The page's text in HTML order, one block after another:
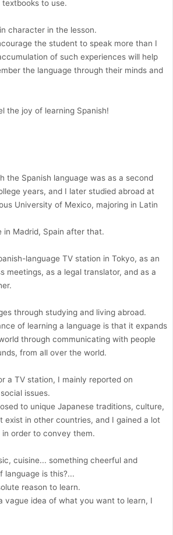
to use.
character in the lesson.
the student to speak more than I
of such experiences will help
the language through their minds and
the joy of learning Spanish!
the Spanish language was as a second
years, and I later studied abroad at
University of Mexico, majoring in Latin
in Madrid, Spain after that.
language TV station in Tokyo, as an
meetings, as a legal translator, and as a
through studying and living abroad.
of learning a language is that it expands
through communicating with people
from all over the world.
a TV station, I mainly reported on
issues.
to unique Japanese traditions, culture,
exist in other countries, and I gained a lot
order to convey them.
cuisine... something cheerful and
language is this?...
reason to learn.
vague idea of what you want to learn, I